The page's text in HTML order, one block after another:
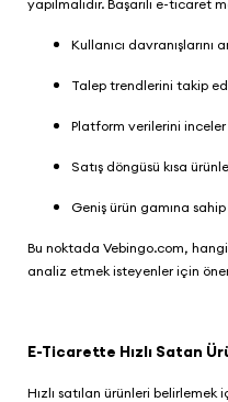
yapılmalıdır. Başarılı e-ticaret
Kullanıcı davranışlarını
Talep trendlerini takip
Platform verilerini inceler
Satış döngüsü kısa
Geniş ürün gamına
Bu noktada Vebingo.com,
analiz etmek isteyenler için
E-Ticarette Hızlı Satan
Hızlı satılan ürünleri belirlemek